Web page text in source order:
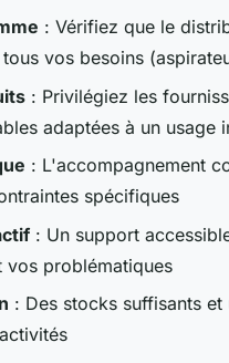
: Vérifiez que le
vos besoins
: Privilégiez les
adaptées à un usage
: L'accompagnement
spécifiques
: Un support
vos problématiques
: Des stocks suffisants